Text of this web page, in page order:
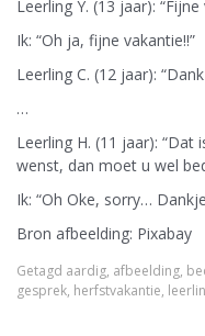
Leerling Y. (13 jaar):
Ik: “Oh ja, fijne vakantie!!”
Leerling C. (12 jaar):
…
Leerling H. (11 jaar):
wenst, dan moet u wel
Ik: “Oh Oke, sorry…
Bron afbeelding: Pixabay
Getagd aardig, afbeelding,
gesprek, herfstvakantie,